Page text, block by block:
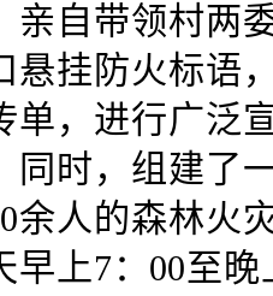
亲自带领村两
悬挂防火标语
单，进行广泛
同时，组建了
余人的森林火
早上7： 00至晚